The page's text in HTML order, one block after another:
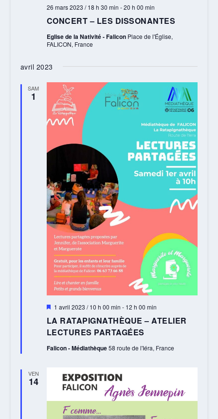
CONCERT – LES DISSONANTES
26 mars 2023 / 18 h 30 min -20 h 00 min
Eglise de la Nativité - Falicon Place de l'Église,
FALICON, France
avril 2023
SAM
1
LA RATAPIGNATHÈQUE – ATELIER
LECTURES PARTAGÉES
Mis
avant
1 avril 2023 / 10 h 00 min - 12 h 00 min
Falicon - Médiathèque58 route de l'Iéra, France
VEN
14